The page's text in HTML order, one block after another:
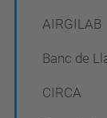
AIRGILAB
Banc de
CIRCA